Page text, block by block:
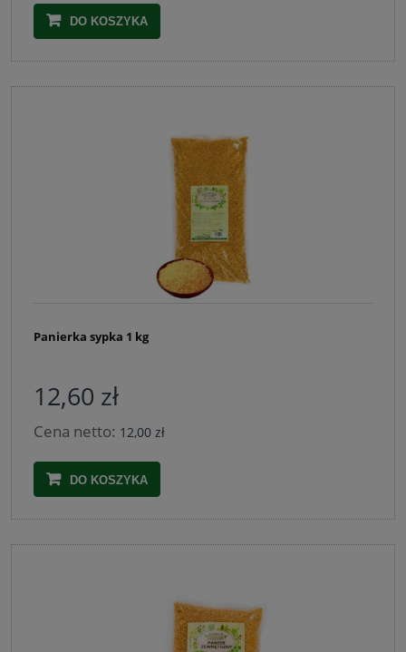
DO KOSZYKA
Panierka sypka 1 kg
12,60 zł
Cena netto: 12,00 zł
DO KOSZYKA